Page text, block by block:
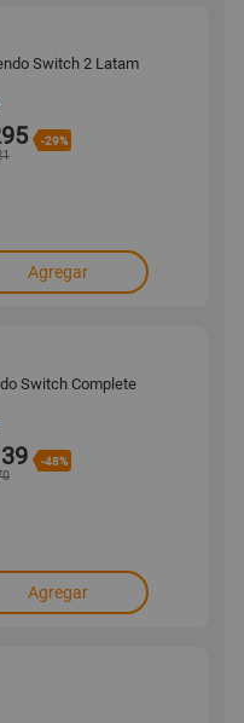
Switch 2 Latam
-29%
Agregar
Switch Complete
-48%
Agregar